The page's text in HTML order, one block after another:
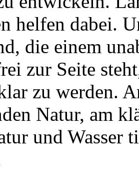
helfen dabei.
die einem
zur Seite
zu werden.
Natur, am
und Wasser